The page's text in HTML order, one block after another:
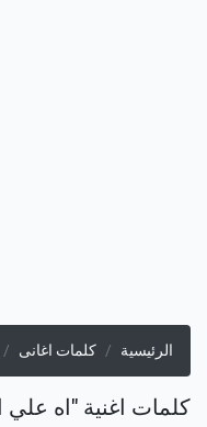
الرئيسية كلمات اغانى
كلمات اغنية "اه علي